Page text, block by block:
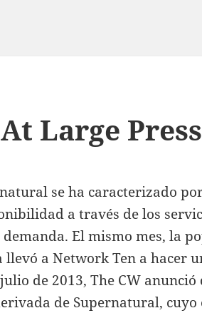
Large Press
se ha caracterizado
a través de los
El mismo mes, la
a Network Ten a hacer
de 2013, The CW anunció
de Supernatural,